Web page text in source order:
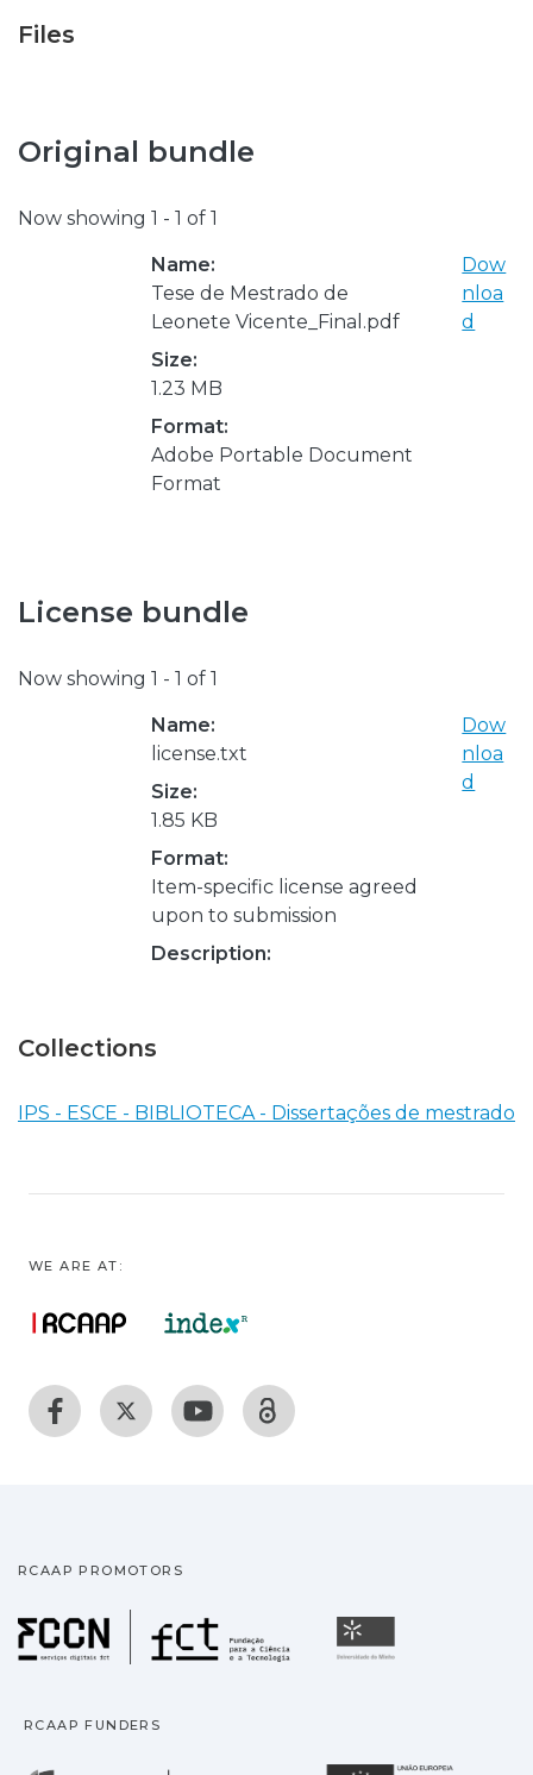
Files
Original bundle
Now showing 1 - 1 of 1
Name:
Tese de Mestrado de
Leonete Vicente_Final.pdf
Size:
1.23 MB
Format:
Adobe Portable Document
Format
Dow
nloa
d
License bundle
Now showing 1 - 1 of 1
Name:
license.txt
Size:
1.85 KB
Format:
Item-specific license agreed
upon to submission
Description:
Dow
nloa
d
Collections
IPS - ESCE - BIBLIOTECA - Dissertações de mestrado
WE ARE AT:
RCAAP PROMOTORS
Fundação para a
RCAAP FUNDERS